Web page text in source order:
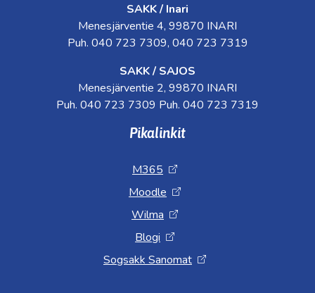
SAKK / Inari
Menesjärventie 4, 99870 INARI
Puh. 040 723 7309, 040 723 7319
SAKK / SAJOS
Menesjärventie 2, 99870 INARI
Puh. 040 723 7309 Puh. 040 723 7319
Pikalinkit
M365
Moodle
Wilma
Blogi
Sogsakk Sanomat